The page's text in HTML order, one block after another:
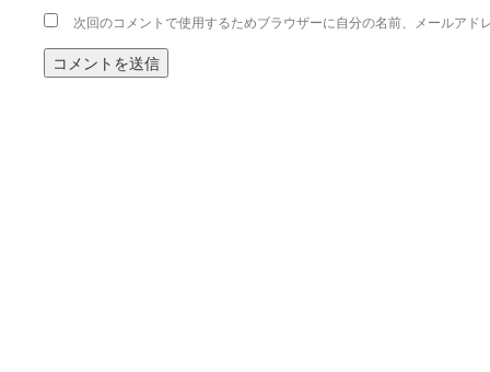
次回のコメントで使用するためブラウザーに自分の名前、メールアド